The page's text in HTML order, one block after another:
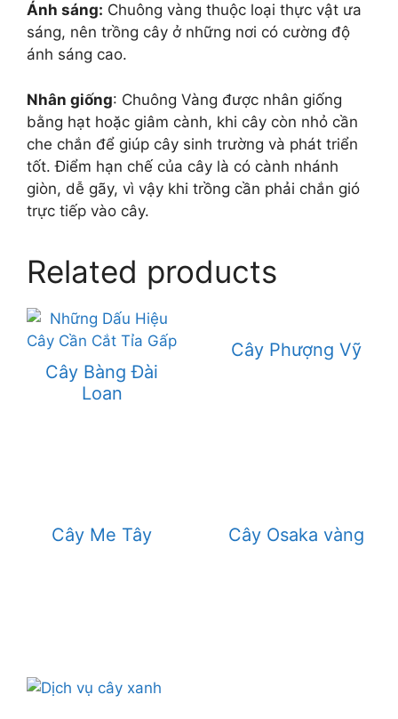
Ánh sáng: Chuông vàng thuộc loại thực vật ưa
sáng, nên trồng cây ở những nơi có cường độ
ánh sáng cao.
Nhân giống: Chuông Vàng được nhân giống
bằng hạt hoặc giâm cành, khi cây còn nhỏ cần
che chắn để giúp cây sinh trường và phát triển
tốt. Điểm hạn chế của cây là có cành nhánh
giòn, dễ gãy, vì vậy khi trồng cần phải chắn gió
trực tiếp vào cây.
Related products
Cây Bàng Đài
Loan
Cây Phượng Vỹ
Cây Me Tây Cây Osaka vàng